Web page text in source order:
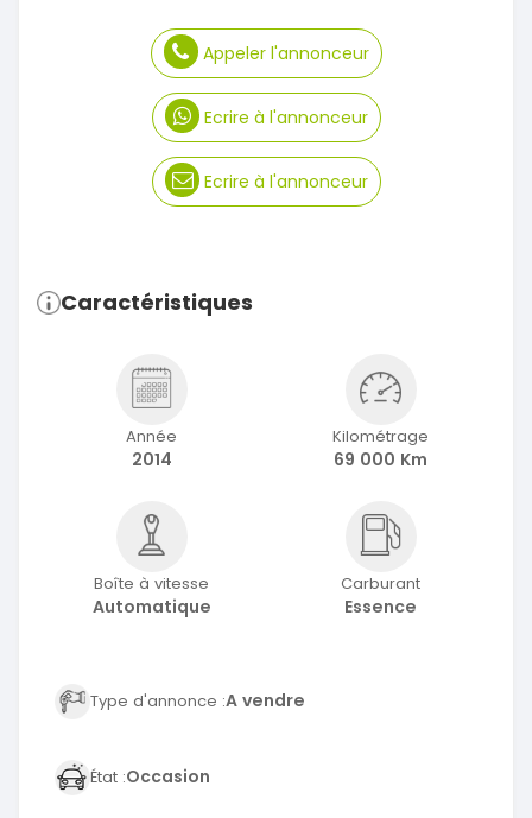
Appeler l'annonceur
Ecrire à l'annonceur
Ecrire à l'annonceur
Caractéristiques
Année
2014
Kilométrage
69 000 Km
Boîte à vitesse
Automatique
Carburant
Essence
Type d'annonce :A vendre
État :Occasion